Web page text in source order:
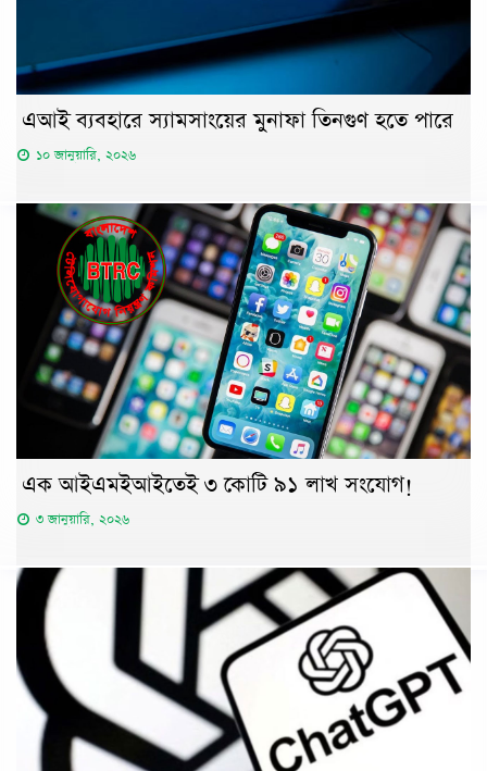
এআই ব্যবহারে স্যামসাংয়ের মুনাফা তিনগুণ হতে পারে
১০ জানুয়ারি, ২০২৬
এক আইএমইআইতেই ৩ কোটি ৯১ লাখ সংযোগ!
৩ জানুয়ারি, ২০২৬